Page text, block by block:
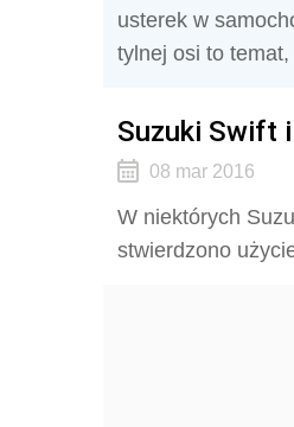
usterek w
tylnej osi to
Suzuki Swift
08 mar 2016
W niektórych
stwierdzono